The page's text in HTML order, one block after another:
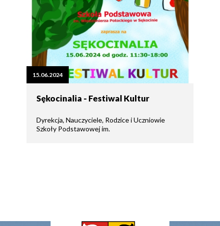
15.06.2024
Sękocinalia - Festiwal Kultur
Dyrekcja, Nauczyciele, Rodzice i Uczniowie
Szkoły Podstawowej im.